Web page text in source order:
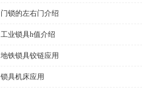
门锁的左右门介绍
工业锁具h值介绍
地铁锁具铰链应用
锁具机床应用